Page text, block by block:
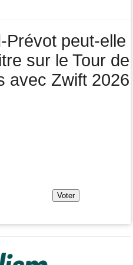
ce maillot de leader"
Youtube : Cyclism'Actu TV
Prévot peut-elle
sur le Tour de
avec Zwift 2026